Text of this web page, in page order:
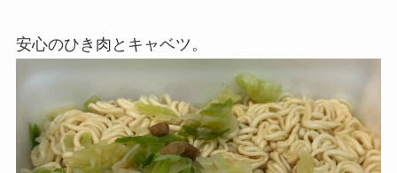
安心のひき肉とキャベツ。